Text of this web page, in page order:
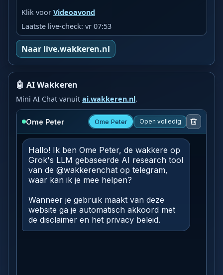
Klik voorVideoavond
Laatste live-check: vr 07:53
Naar live.wakkeren.nl
🤖 AI Wakkeren
Mini AI Chat vanuitai.wakkeren.nl.